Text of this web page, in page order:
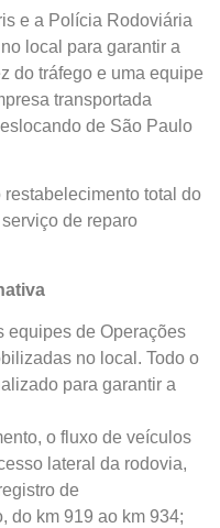
e a Polícia Rodoviária
local para garantir a
do tráfego e uma equipe
transportada
de São Paulo
total do
de reparo
equipes de Operações
no local. Todo o
para garantir a
o fluxo de veículos
lateral da rodovia,
de
do km 919 ao km 934;